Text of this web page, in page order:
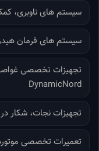
سیستم های ناوبری،
سیستم های فرمان
DynamicNord
تجهیزات نجات، شکار
تعمیرات تخصصی